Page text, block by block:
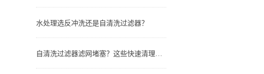
水处理选反冲洗还是自清洗过滤器？
自清洗过滤器滤网堵塞？这些快速清理技巧，省时又高效